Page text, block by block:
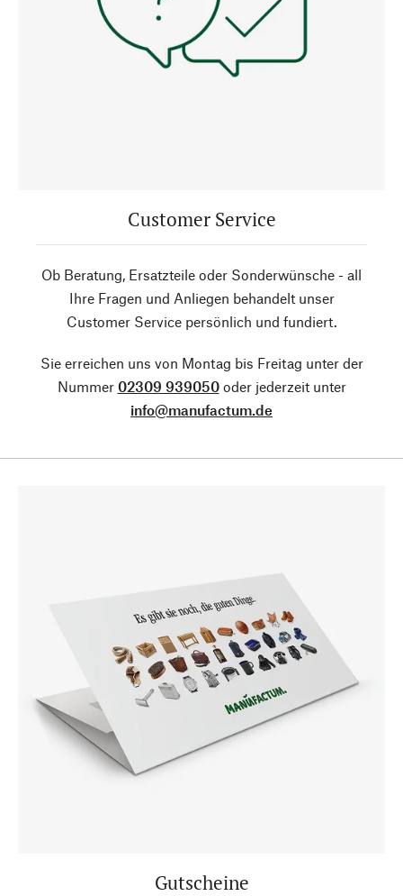
Customer Service
Ob Beratung, Ersatzteile oder Sonderwünsche - all
Ihre Fragen und Anliegen behandelt unser
Customer Service persönlich und fundiert.
Sie erreichen uns von Montag bis Freitag unter der
Nummer 02309 939050oder jederzeit unter
info@manufactum.de
Gutscheine